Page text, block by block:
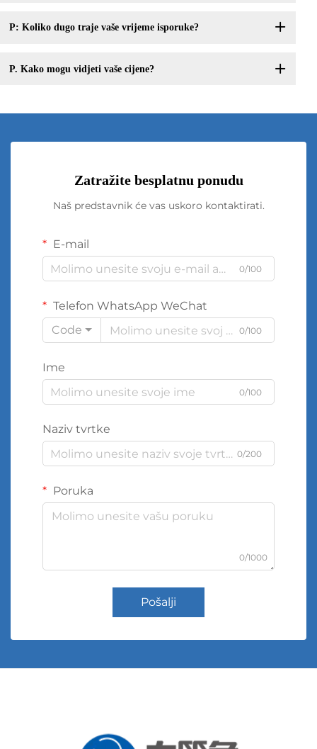
P: Koliko dugo traje vaše vrijeme isporuke?
P. Kako mogu vidjeti vaše cijene?
Zatražite besplatnu ponudu
Naš predstavnik će vas uskoro kontaktirati.
E-mail
0/100
Telefon WhatsApp WeChat
Code
0/100
Ime
0/100
Naziv tvrtke
0/200
Poruka
0/1000
Pošalji